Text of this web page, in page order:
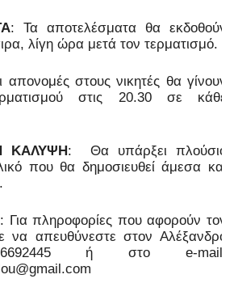
: Τα αποτελέσματα θα εκδοθούν
λίγη ώρα μετά τον τερματισμό.
απονομές στους νικητές θα γίνουν
στις 20.30 σε κάθε
ΚΑΛΥΨΗ:
Θα υπάρξει πλούσιο
που θα δημοσιευθεί άμεσα και
: Για πληροφορίες που αφορούν τον
να απευθύνεστε στον Αλέξανδρο
ή στο e-mail
@gmail.com